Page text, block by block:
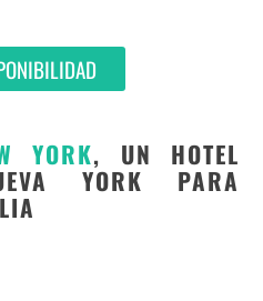
YORK, UN HOTEL
YORK PARA